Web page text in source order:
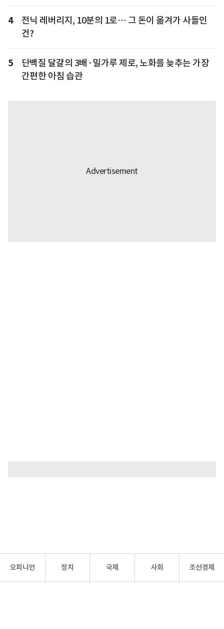
4
전닉 레버리지, 10분의 1로… 그 돈이 옮겨가 사들인
건?
5
단백질 달걀의 3배·밀가루 제로, 노화를 늦추는 가장
간편한 아침 습관
오피니언 정치 국제 사회 조선경제